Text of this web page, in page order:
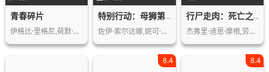
青春碎片
伊格比·里格尼,荷默·基尔,格拉汉姆·…
特别行动：母狮第三季
佐伊·索尔达娜,妮可·基德曼,摩根·弗…
行尸走肉：死亡之城第三季
杰弗里·迪恩·摩根,劳伦·科汉
8.4 8.4